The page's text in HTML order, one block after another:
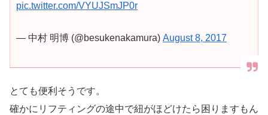
pic.twitter.com/VYUJSmJP0r
— 中村 明博 (@besukenakamura) August 8, 2017
とても便利そうです。
確かにリフティングの途中で紐がほどけたら困りますもん